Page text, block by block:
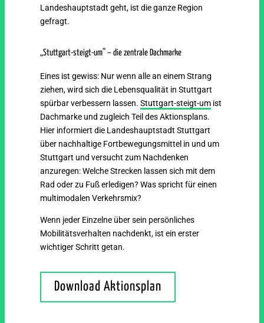
Landeshauptstadt geht, ist die ganze Region
gefragt.
„Stuttgart-steigt-um” – die zentrale Dachmarke
Eines ist gewiss: Nur wenn alle an einem Strang
ziehen, wird sich die Lebensqualität in Stuttgart
spürbar verbessern lassen.Stuttgart-steigt-um ist
Dachmarke und zugleich Teil des Aktionsplans.
Hier informiert die Landeshauptstadt Stuttgart
über nachhaltige Fortbewegungsmittel in und um
Stuttgart und versucht zum Nachdenken
anzuregen: Welche Strecken lassen sich mit dem
Rad oder zu Fuß erledigen? Was spricht für einen
multimodalen Verkehrsmix?
Wenn jeder Einzelne über sein persönliches
Mobilitätsverhalten nachdenkt, ist ein erster
wichtiger Schritt getan.
Download Aktionsplan